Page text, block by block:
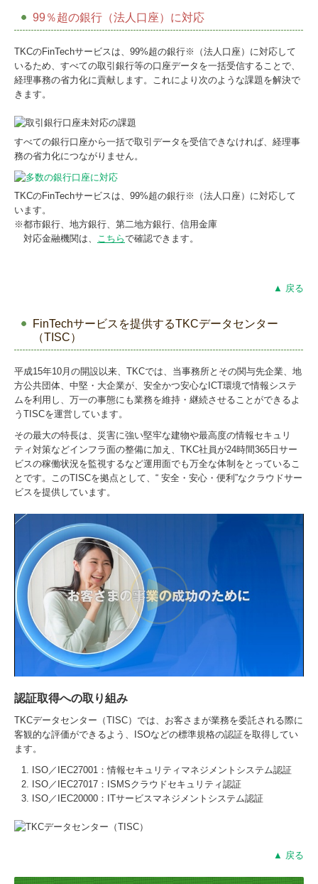
99％超の銀行（法人口座）に対応
TKCのFinTechサービスは、99%超の銀行※（法人口座）に対応して
いるため、すべての取引銀行等の口座データを一括受信することで、
経理事務の省力化に貢献します。これにより次のような課題を解決で
きます。
すべての銀行口座から一括で取引データを受信できなければ、経理事
務の省力化につながりません。
TKCのFinTechサービスは、99%超の銀行※（法人口座）に対応して
います。
※都市銀行、地方銀行、第二地方銀行、信用金庫
対応金融機関は、 こちらで確認できます。
▲ 戻る
FinTechサービスを提供するTKCデータセンター
（TISC）
平成15年10月の開設以来、TKCでは、当事務所とその関与先企業、地
方公共団体、中堅・大企業が、安全かつ安心なICT環境で情報システ
ムを利用し、万一の事態にも業務を維持・継続させることができるよ
うTISCを運営しています。
その最大の特長は、災害に強い堅牢な建物や最高度の情報セキュリ
ティ対策などインフラ面の整備に加え、TKC社員が24時間365日サー
ビスの稼働状況を監視するなど運用面でも万全な体制をとっているこ
とです。このTISCを拠点として、“ 安全・安心・便利”なクラウドサー
ビスを提供しています。
認証取得への取り組み
TKCデータセンター（TISC）では、お客さまが業務を委託される際に
客観的な評価ができるよう、ISOなどの標準規格の認証を取得してい
ます。
ISO／IEC27001：情報セキュリティマネジメントシステム認証
ISO／IEC27017：ISMSクラウドセキュリティ認証
ISO／IEC20000：ITサービスマネジメントシステム認証
▲ 戻る